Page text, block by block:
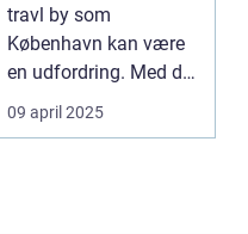
travl by som
København kan være
en udfordring. Med de
mange g...
09 april 2025